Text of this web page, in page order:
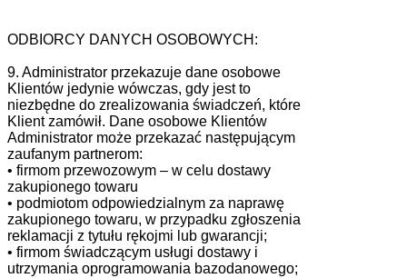
ODBIORCY DANYCH OSOBOWYCH:
9. Administrator przekazuje dane osobowe
Klientów jedynie wówczas, gdy jest to
niezbędne do zrealizowania świadczeń, które
Klient zamówił. Dane osobowe Klientów
Administrator może przekazać następującym
zaufanym partnerom:
• firmom przewozowym – w celu dostawy
zakupionego towaru
• podmiotom odpowiedzialnym za naprawę
zakupionego towaru, w przypadku zgłoszenia
reklamacji z tytułu rękojmi lub gwarancji;
• firmom świadczącym usługi dostawy i
utrzymania oprogramowania bazodanowego;